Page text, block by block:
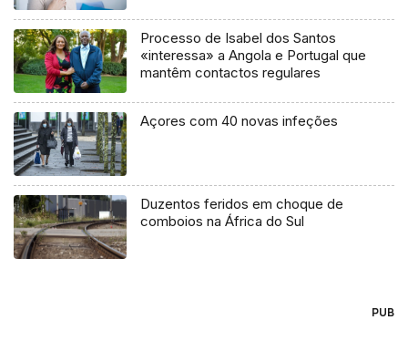
Processo de Isabel dos Santos
«interessa» a Angola e Portugal que
mantêm contactos regulares
Açores com 40 novas infeções
Duzentos feridos em choque de
comboios na África do Sul
PUB